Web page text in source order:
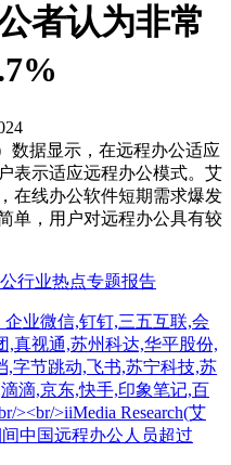
者认为非常
数据显示，在远程办公适应
表示适应远程办公模式。艾
在线办公软件短期需求爆发
单，用户对远程办公具有较
行业热点专题报告
业微信,钉钉,三五互联,会
,真视通,苏州科达,华平股份,
,字节跳动,飞书,苏宁科技,苏
滴,京东,快手,印象笔记,百
><br/>iiMedia Research(艾
中国远程办公人员超过